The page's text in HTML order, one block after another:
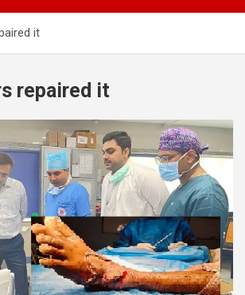
it
repaired it